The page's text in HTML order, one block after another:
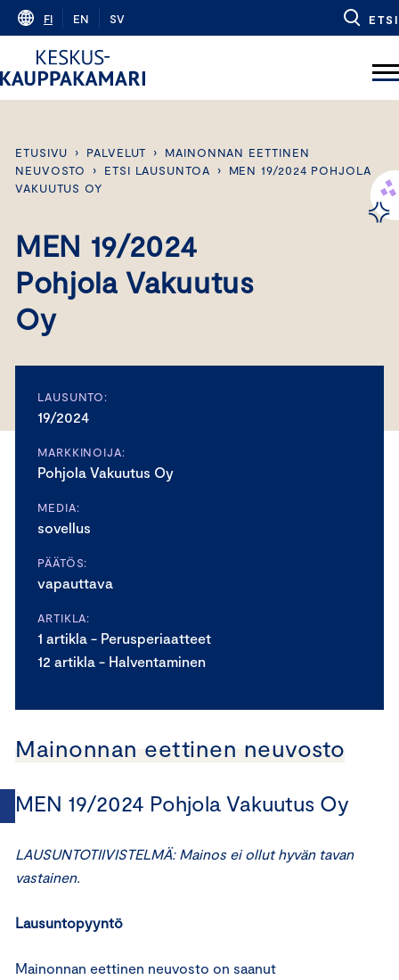
Skip
content
FI EN SV ETSI
ETUSIVU › PALVELUT ›
MAINONNAN EETTINEN
NEUVOSTO
› ETSI LAUSUNTOA ›
MEN 19/2024 POHJOLA
VAKUUTUS OY
MEN 19/2024
Pohjola Vakuutus
Oy
LAUSUNTO:
19/2024
MARKKINOIJA:
Pohjola Vakuutus Oy
MEDIA:
sovellus
PÄÄTÖS:
vapauttava
ARTIKLA:
1 artikla - Perusperiaatteet
12 artikla - Halventaminen
Mainonnan eettinen neuvosto
MEN 19/2024 Pohjola Vakuutus Oy
LAUSUNTOTIIVISTELMÄ: Mainos ei ollut hyvän tavan
vastainen.
Lausuntopyyntö
Mainonnan eettinen neuvosto on saanut